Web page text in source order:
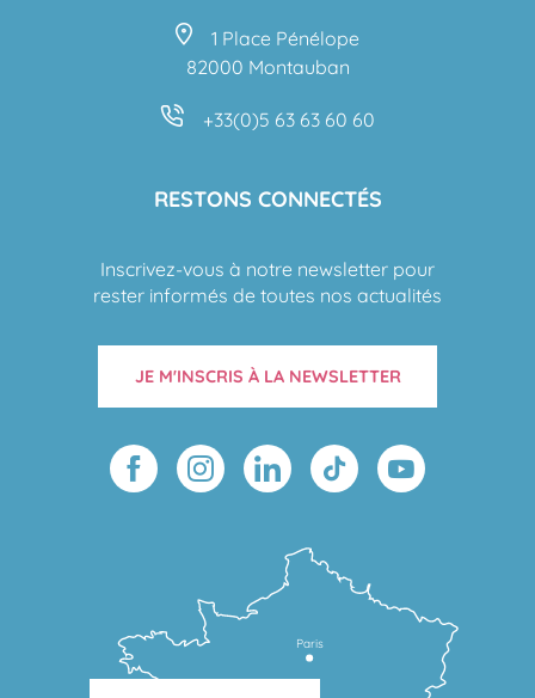
1 Place Pénélope
82000 Montauban
+33(0)5 63 63 60 60
RESTONS CONNECTÉS
Inscrivez-vous à notre newsletter pour
rester informés de toutes nos actualités
JE M'INSCRIS À LA NEWSLETTER
Paris